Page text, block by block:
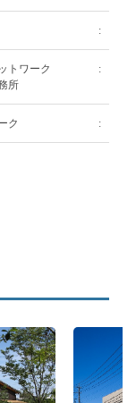
トワーク
所
ク